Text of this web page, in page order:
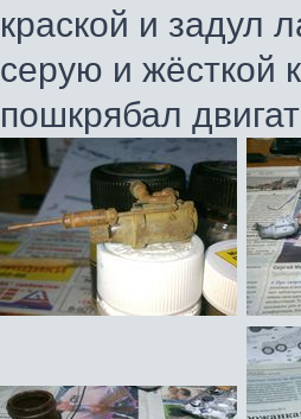
краской и задул
серую и жёсткой
пошкрябал